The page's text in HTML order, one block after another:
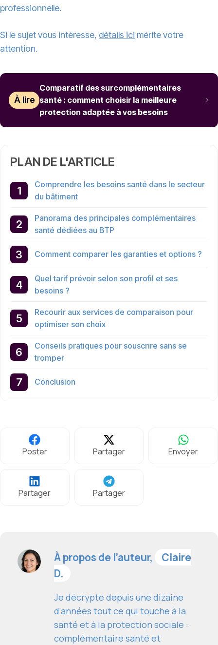
professionnelle.
Si le sujet vous intéresse, détails ici mérite votre
attention.
À lire
Comparatif des surcomplémentaires
santé : comment choisir la meilleure
protection adaptée à vos besoins
PLAN DE L'ARTICLE
Comprendre les besoins santé dans le secteur
du bâtiment
Panorama des principales complémentaires
santé dédiées au BTP
Comment comparer les garanties et options ?
Quel tarif prévoir selon son profil et ses
besoins ?
Recourir aux services de comparaison pour
optimiser son choix
Conseils pratiques pour souscrire sans se
tromper
Conclusion
Poster Partager Envoyer
Partager Partager
À propos de l’auteur,
Claire
D.
Je décrypte depuis une dizaine
d'années tout ce qui touche à la
santé et à la protection sociale :
complémentaire santé et